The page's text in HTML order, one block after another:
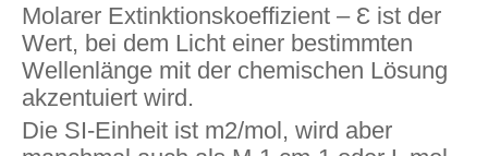
Molarer Extinktionskoeffizient – ​​Ɛ ist der
Wert, bei dem Licht einer bestimmten
Wellenlänge mit der chemischen Lösung
akzentuiert wird.
Die SI-Einheit ist m2/mol, wird aber